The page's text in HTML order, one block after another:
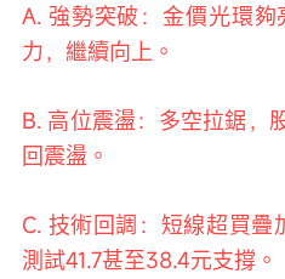
A. 強勢突破：金價光環夠
力，繼續向上。
B. 高位震盪：多空拉鋸，
回震盪。
C. 技術回調：短線超買
測試41.7甚至38.4元支撐。